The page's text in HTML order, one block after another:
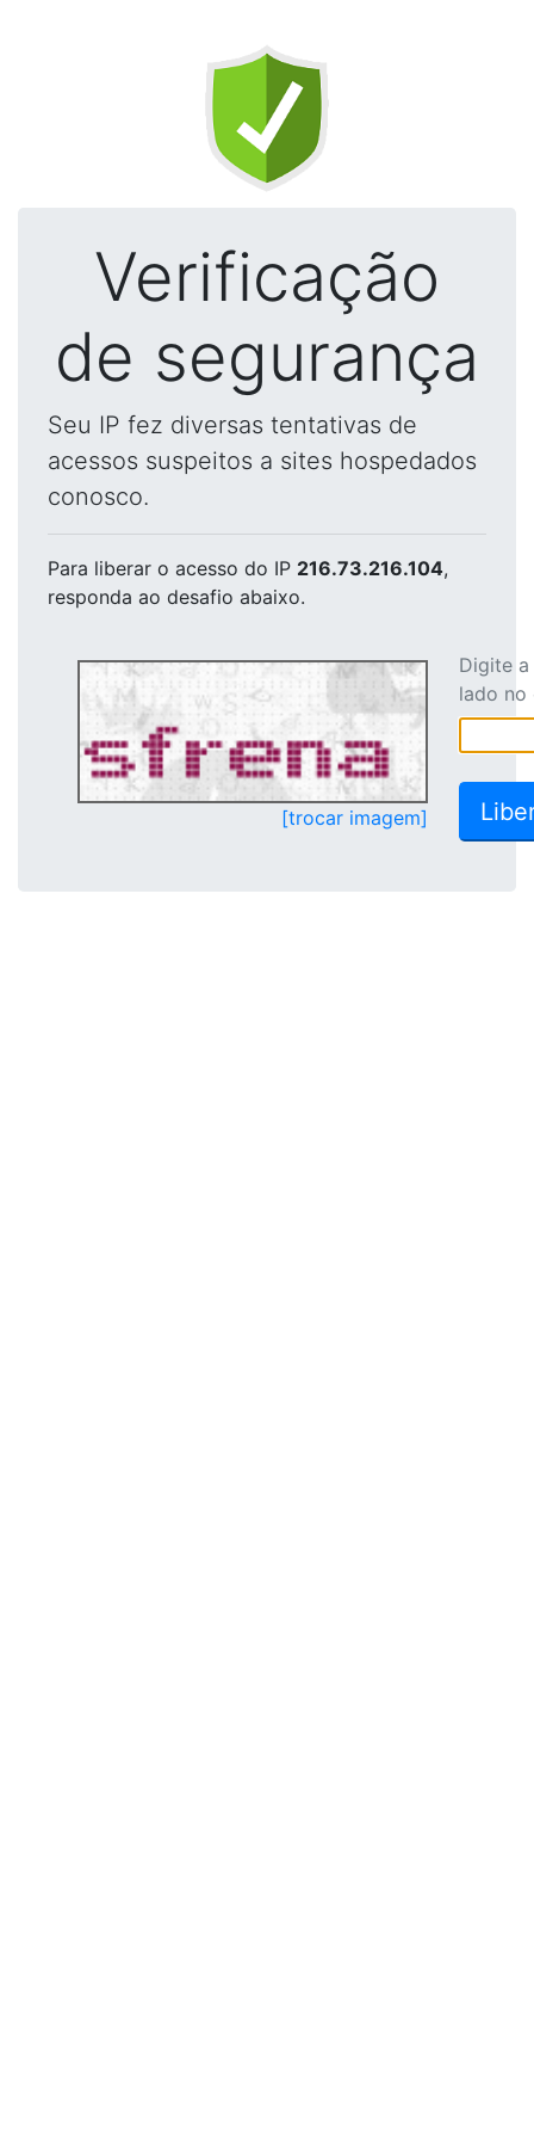
Verificação
de segurança
Seu IP fez diversas tentativas de
acessos suspeitos a sites hospedados
conosco.
Para liberar o acesso do IP 216.73.216.104,
responda ao desafio abaixo.
[trocar imagem]
Digite
lado no